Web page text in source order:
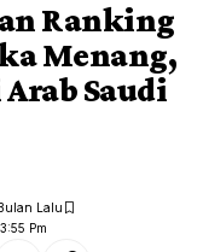
Ranking
Menang,
Saudi
Pm
Lalu